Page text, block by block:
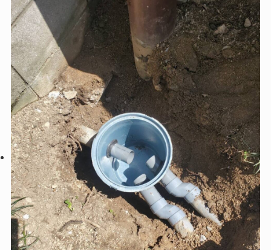
フォームストアにご相談ください😊